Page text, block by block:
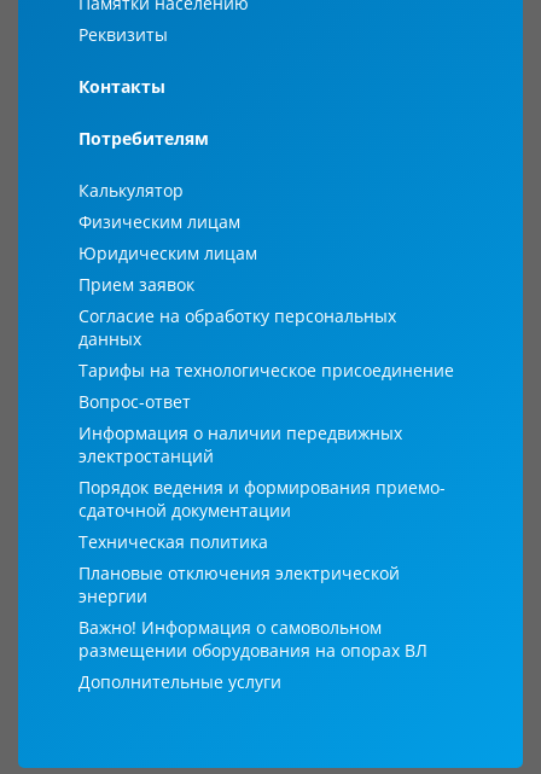
Реквизиты
Контакты
Потребителям
Калькулятор
Физическим лицам
Юридическим лицам
Прием заявок
Согласие на обработку персональных
данных
Тарифы на технологическое присоединение
Вопрос-ответ
Информация о наличии передвижных
электростанций
Порядок ведения и формирования приемо-
сдаточной документации
Техническая политика
Плановые отключения электрической
энергии
Важно! Информация о самовольном
размещении оборудования на опорах ВЛ
Дополнительные услуги